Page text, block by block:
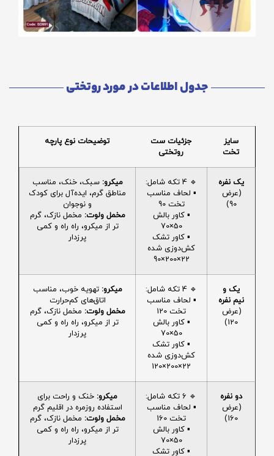
جدول اطلاعات در مورد روتختی
سایز
تخت
جزئیات ست
روتختی
توضیحات نوع پارچه
یک نفره
(عرض
90)
🔹 4 تکه شامل:
▪️ لحاف مناسب
تخت 90
▪️ کاور بالش
50×70
▪️ کاور تشک
کش‌دوزی شده
22×200×90
میکرو: سبک، خنک، مناسب
مناطق گرم، ایده‌آل برای کودک
و نوجوان
مخمل ولوت: مخمل نازک، گرم
تر از میکرو، راه راه و کمی
پرزدار
یک و
نیم نفره
(عرض
120)
🔹 4 تکه شامل:
▪️ لحاف مناسب
تخت 120
▪️ کاور بالش
50×70
▪️ کاور تشک
کش‌دوزی شده
22×200×120
میکرو: تهویه خوب، مناسب
اتاق‌های کم‌حرارت
مخمل ولوت: مخمل نازک، گرم
تر از میکرو، راه راه و کمی
پرزدار
دو نفره
(عرض
160)
🔹 6 تکه شامل:
▪️ لحاف مناسب
تخت 160
▪️ کاور بالش
50×70
▪️ کاور تشک
میکرو: خنک و راحت برای
استفاده روزمره در اقلیم گرم
مخمل ولوت: مخمل نازک، گرم
تر از میکرو، راه راه و کمی
پرزدار